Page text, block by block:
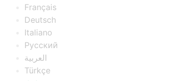
Français
Deutsch
Italiano
Русский
العربية
Türkçe